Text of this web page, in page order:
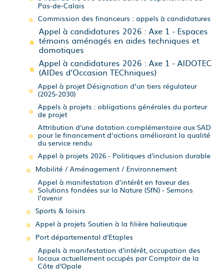
Pas-de-Calais
Commission des financeurs : appels à candidatures
Appel à candidatures 2026 : Axe 1 - Espaces
témoins aménagés en aides techniques et
domotiques
Appel à candidatures 2026 : Axe 1 - AIDOTEC
(AIDes d’Occasion TEChniques)
Appel à projet Désignation d’un tiers régulateur
(2025-2030)
Appels à projets : obligations générales du porteur
de projet
Attribution d'une dotation complémentaire aux SAD
pour le financement d’actions améliorant la qualité
du service rendu
Appel à projets 2026 - Politiques d'inclusion durable
Mobilité / Aménagement / Environnement
Appel à manifestation d’intérêt en faveur des
Solutions fondées sur la Nature (SfN) - Semons
l’avenir
Sports & loisirs
Appel à projets Soutien à la filière halieutique
Port départemental d'Etaples
Appels à manifestation d'intérêt, occupation des
locaux actuellement occupés par Comptoir de la
Côte d'Opale